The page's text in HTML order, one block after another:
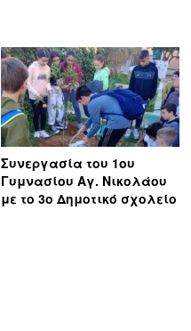
Συνεργασία του 1ου
Γυμνασίου Αγ. Νικολάου
με το 3ο Δημοτικό σχολείο